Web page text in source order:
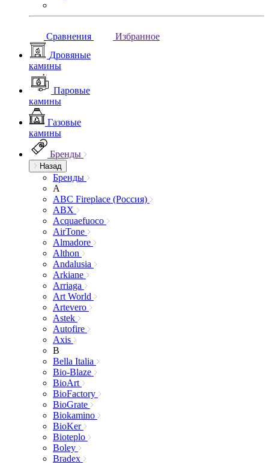
Сравнения
Избранное
Дровяные
камины
Паровые
камины
Газовые
камины
Бренды
Назад
Бренды
A
ABC Fireplace (Россия)
ABX
Acquaefuoco
AirTone
Almadore
Althon
Andalusia
Arkiane
Arriaga
Art World
Artevero
Astek
Autofire
Axis
B
Bella Italia
Bio-Blaze
BioArt
BioFactory
BioGrate
Biokamino
BioKer
Bioteplo
Boley
Bradex